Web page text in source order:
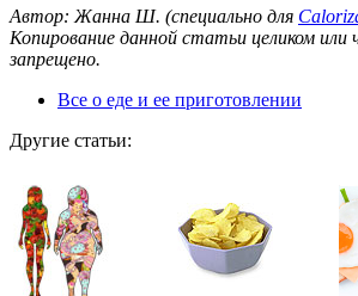
Автор: Жанна Ш. (специально для
Копирование данной статьи целиком или
запрещено.
Все о еде и ее приготовлении
Другие статьи: